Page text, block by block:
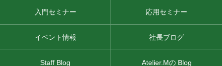
入門セミナー 応用セミナー
イベント情報 社長ブログ
Staff Blog Atelier.Mの Blog